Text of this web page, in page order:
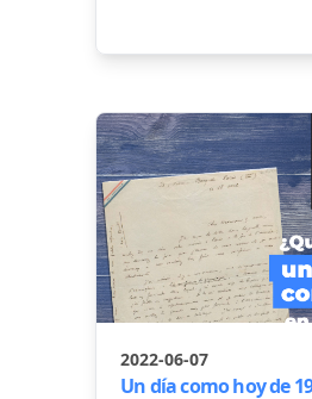
2022-06-07
Un día como hoy de